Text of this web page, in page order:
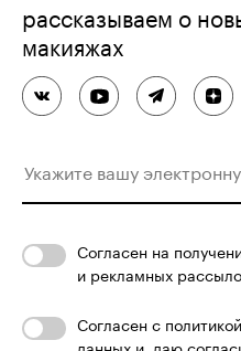
рассказываем о
макияжах
Согласен на
и рекламных
Согласен с